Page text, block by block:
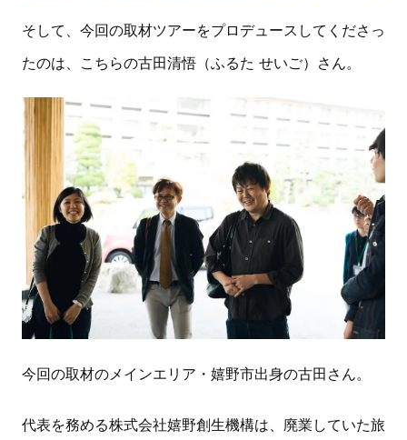
そして、今回の取材ツアーをプロデュースしてくださっ
たのは、こちらの古田清悟（ふるた せいご）さん。
今回の取材のメインエリア・嬉野市出身の古田さん。
代表を務める株式会社嬉野創生機構は、廃業していた旅